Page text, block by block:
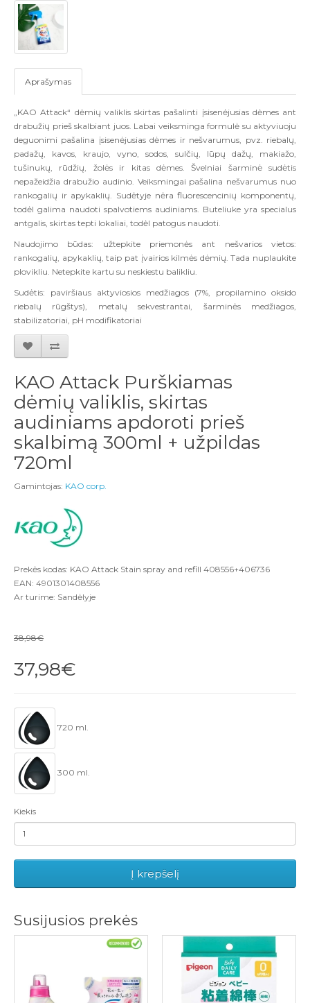
Aprašymas
„KAO Attack“ dėmių valiklis skirtas pašalinti įsisenėjusias dėmes ant
drabužių prieš skalbiant juos. Labai veiksminga formulė su aktyviuoju
deguonimi pašalina įsisenėjusias dėmes ir nešvarumus, pvz. riebalų,
padažų, kavos, kraujo, vyno, sodos, sulčių, lūpų dažų, makiažo,
tušinukų, rūdžių, žolės ir kitas dėmes. Švelniai šarminė sudėtis
nepažeidžia drabužio audinio. Veiksmingai pašalina nešvarumus nuo
rankogalių ir apykaklių. Sudėtyje nėra fluorescencinių komponentų,
todėl galima naudoti spalvotiems audiniams. Buteliuke yra specialus
antgalis, skirtas tepti lokaliai, todėl patogus naudoti.
Naudojimo būdas: užtepkite priemonės ant nešvarios vietos:
rankogalių, apykaklių, taip pat įvairios kilmės dėmių. Tada nuplaukite
plovikliu. Netepkite kartu su neskiestu balikliu.
Sudėtis: paviršiaus aktyviosios medžiagos (7%, propilamino oksido
riebalų rūgštys), metalų sekvestrantai, šarminės medžiagos,
stabilizatoriai, pH modifikatoriai
KAO Attack Purškiamas
dėmių valiklis, skirtas
audiniams apdoroti prieš
skalbimą 300ml + užpildas
720ml
Gamintojas: KAO corp.
Prekės kodas: KAO Attack Stain spray and refill 408556+406736
EAN: 4901301408556
Ar turime: Sandėlyje
38,98€
37,98€
720 ml.
300 ml.
Kiekis
Į krepšelį
Susijusios prekės